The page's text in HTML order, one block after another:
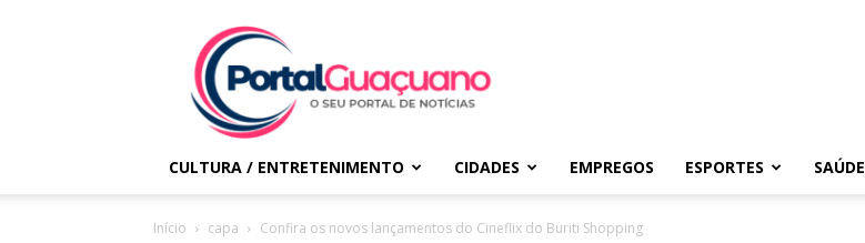
Portal
Guaçuano
CULTURA / ENTRETENIMENTO CIDADES EMPREGOS ESPORTES SAÚDE
Início capa Confira os novos lançamentos do Cineflix do Buriti Shopping